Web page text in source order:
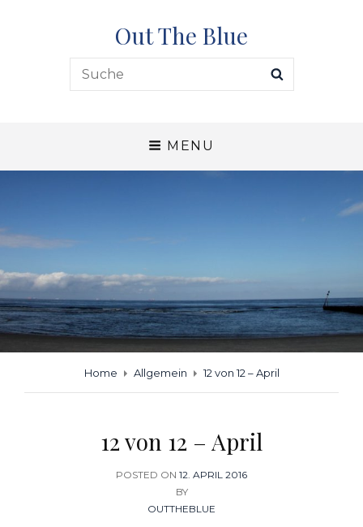
Out The Blue
Search
for:
MENU
Home Allgemein 12 von 12 – April
12 von 12 – April
POSTED ON POSTED
ON
12. APRIL 2016
BY
OUTTHEBLUE